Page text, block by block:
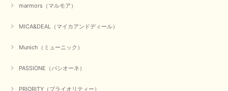
marmors（マルモア）
MICA&DEAL（マイカアンドディール）
Munich（ミューニック）
PASSIONE（パシオーネ）
PRIORITY（プライオリティー）